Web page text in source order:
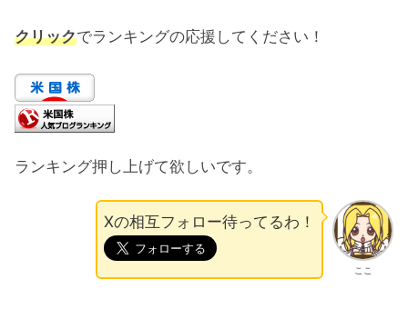
クリックでランキングの応援してください！
ランキング押し上げて欲しいです。
ここ
Xの相互フォロー待ってるわ！